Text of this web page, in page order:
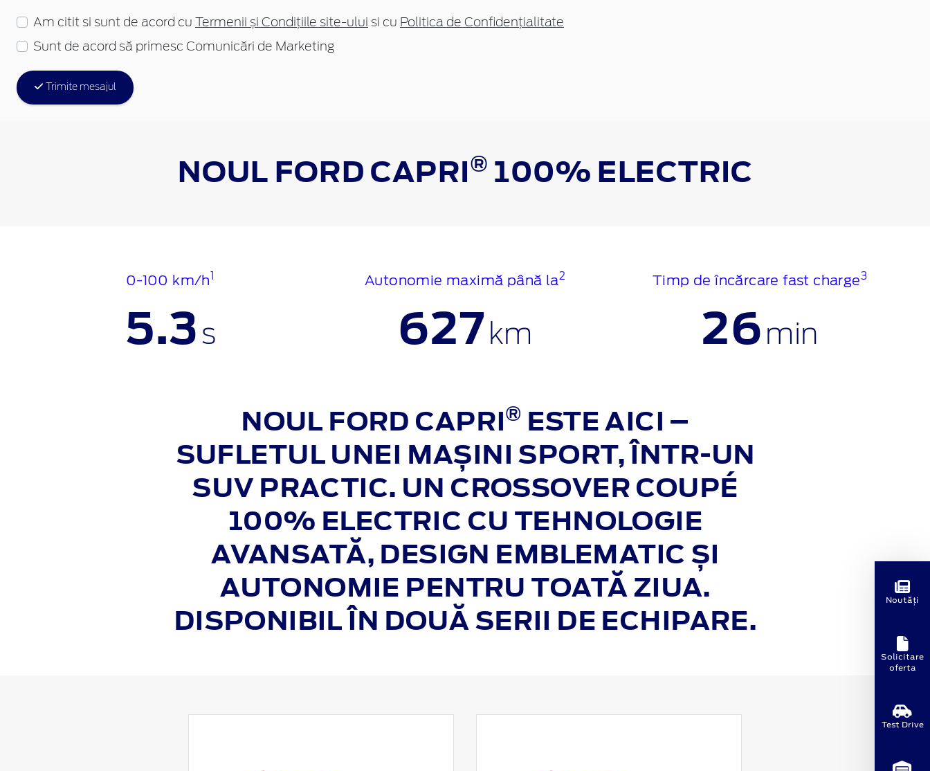
Am citit si sunt de acord cu Termenii și Condițiile site-ului si cu Politica de Confidențialitate
Sunt de acord să primesc Comunicări de Marketing
Trimite mesajul
NOUL FORDCAPRI®100% ELECTRIC
0-100 km/h1
5.3 s
Autonomie maximă până la2
627 km
Timp de încărcare fast charge3
26 min
NOUL FORD CAPRI® ESTE AICI –
SUFLETUL UNEI MAȘINI SPORT, ÎNTR-UN
SUV PRACTIC. UN CROSSOVER COUPÉ
100% ELECTRIC CU TEHNOLOGIE
AVANSATĂ, DESIGN EMBLEMATIC ȘI
AUTONOMIE PENTRU TOATĂ ZIUA.
DISPONIBIL ÎN DOUĂ SERII DE ECHIPARE.
Noutăți
Solicitare
oferta
Test Drive